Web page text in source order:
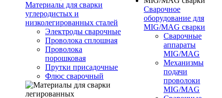
Материалы для сварки
углеродистых и
низколегированных сталей
Электроды сварочные
Проволока сплошная
Проволока
порошковая
Прутки присадочные
Флюс сварочный
Сварочное
оборудование для
MIG/MAG сварки
Сварочные
аппараты
MIG/MAG
Механизмы
подачи
проволоки
MIG/MAG